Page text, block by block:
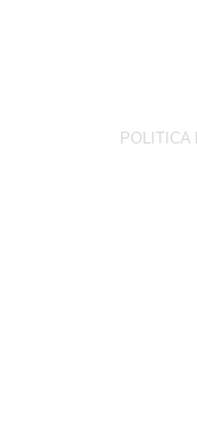
POLITICA